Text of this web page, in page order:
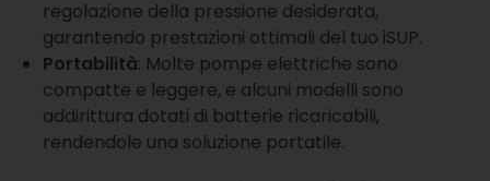
regolazione della pressione desiderata,
garantendo prestazioni ottimali del tuo iSUP.
Portabilità: Molte pompe elettriche sono
compatte e leggere, e alcuni modelli sono
addirittura dotati di batterie ricaricabili,
rendendole una soluzione portatile.